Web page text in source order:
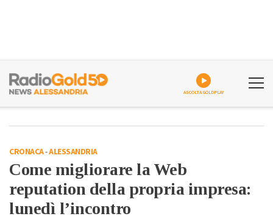
ASCOLTA GOLDPLAY
CRONACA-ALESSANDRIA
Come migliorare la Web
reputation della propria impresa:
lunedì l’incontro